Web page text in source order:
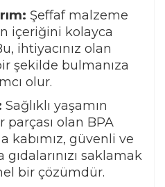
Şeffaf malzeme
içeriğini kolayca
ihtiyacınız olan
şekilde bulmanıza
olur.
Sağlıklı yaşamın
olan BPA
kabımız, güvenli ve
saklamak
bir çözümdür.